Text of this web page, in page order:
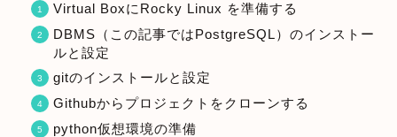
Virtual BoxにRocky Linux を準備する
DBMS（この記事ではPostgreSQL）のインストー
ルと設定
gitのインストールと設定
Githubからプロジェクトをクローンする
python仮想環境の準備